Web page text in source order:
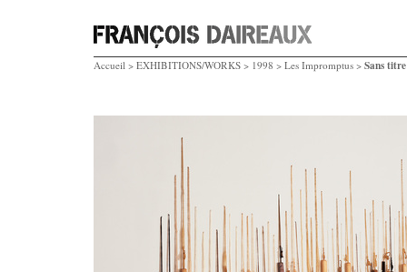
Accueil > EXHIBITIONS/WORKS> 1998 > Les Impromptus> Sans titre